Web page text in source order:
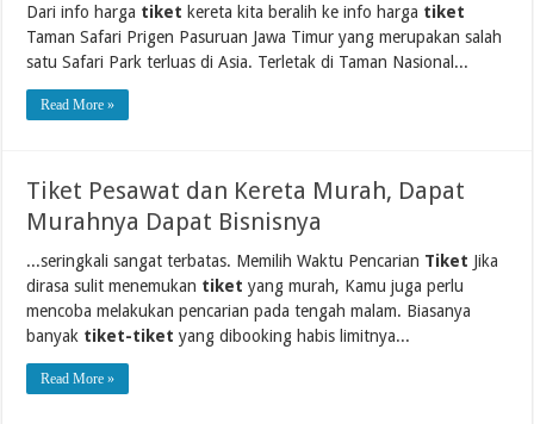
Dari info harga tiket kereta kita beralih ke info harga tiket
Taman Safari Prigen Pasuruan Jawa Timur yang merupakan salah
satu Safari Park terluas di Asia. Terletak di Taman Nasional...
Read More »
Tiket Pesawat dan Kereta Murah, Dapat
Murahnya Dapat Bisnisnya
...seringkali sangat terbatas. Memilih Waktu Pencarian Tiket Jika
dirasa sulit menemukan tiket yang murah, Kamu juga perlu
mencoba melakukan pencarian pada tengah malam. Biasanya
banyak tiket-tiket yang dibooking habis limitnya...
Read More »